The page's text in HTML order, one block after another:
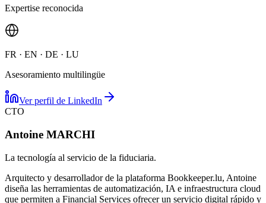
Expertise reconocida
FR · EN · DE · LU
Asesoramiento multilingüe
Ver perfil de LinkedIn
CTO
Antoine MARCHI
La tecnología al servicio de la fiduciaria.
Arquitecto y desarrollador de la plataforma Bookkeeper.lu, Antoine
diseña las herramientas de automatización, IA e infraestructura cloud
que permiten a Financial Services ofrecer un servicio digital rápido y